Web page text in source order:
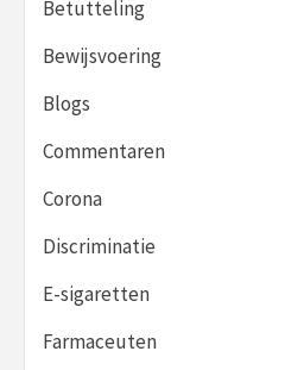
Betutteling
Bewijsvoering
Blogs
Commentaren
Corona
Discriminatie
E-sigaretten
Farmaceuten